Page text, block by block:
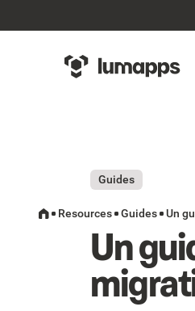
Guides
Un
Resources Guides